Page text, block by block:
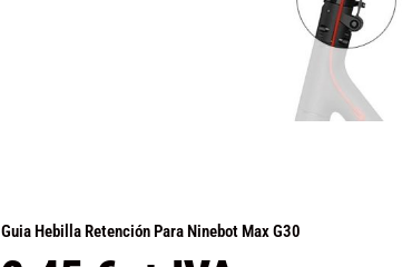
Guia Hebilla Retención Para Ninebot Max G30